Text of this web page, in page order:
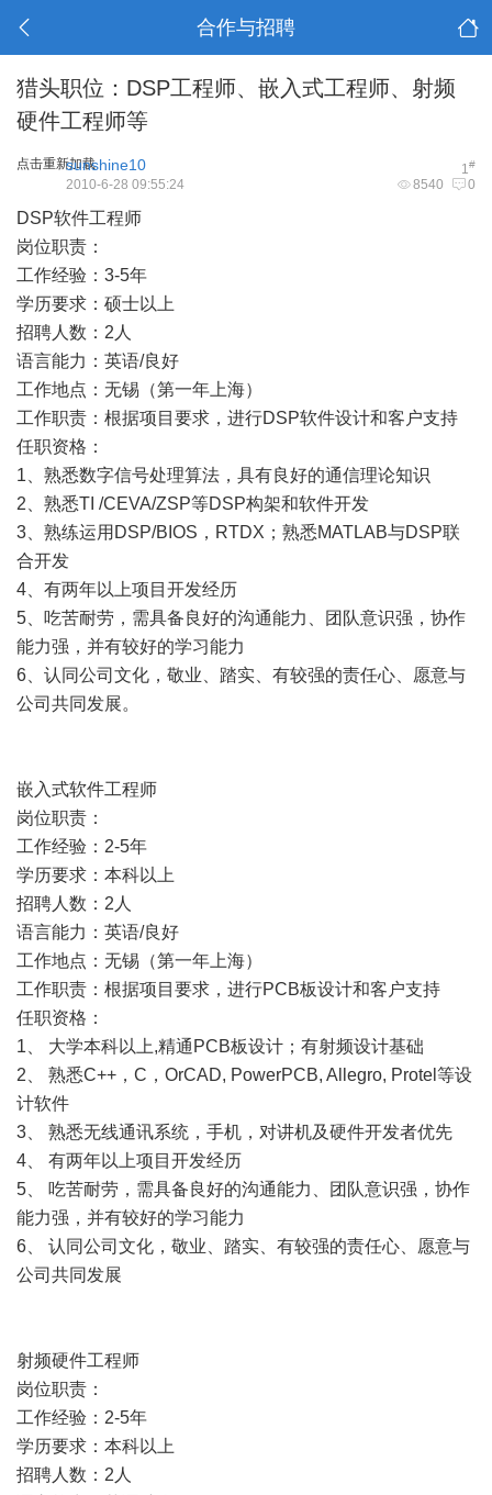
合作与招聘
猎头职位：DSP工程师、嵌入式工程师、射频
硬件工程师等
点击重新加载 1#
sunshine10
8540 0
2010-6-28 09:55:24
DSP软件工程师
岗位职责：
工作经验：3-5年
学历要求：硕士以上
招聘人数：2人
语言能力：英语/良好
工作地点：无锡（第一年上海）
工作职责：根据项目要求，进行DSP软件设计和客户支持
任职资格：
1、熟悉数字信号处理算法，具有良好的通信理论知识
2、熟悉TI /CEVA/ZSP等DSP构架和软件开发
3、熟练运用DSP/BIOS，RTDX；熟悉MATLAB与DSP联
合开发
4、有两年以上项目开发经历
5、吃苦耐劳，需具备良好的沟通能力、团队意识强，协作
能力强，并有较好的学习能力
6、认同公司文化，敬业、踏实、有较强的责任心、愿意与
公司共同发展。
嵌入式软件工程师
岗位职责：
工作经验：2-5年
学历要求：本科以上
招聘人数：2人
语言能力：英语/良好
工作地点：无锡（第一年上海）
工作职责：根据项目要求，进行PCB板设计和客户支持
任职资格：
1、 大学本科以上,精通PCB板设计；有射频设计基础
2、 熟悉C++，C，OrCAD, PowerPCB, Allegro, Protel等设
计软件
3、 熟悉无线通讯系统，手机，对讲机及硬件开发者优先
4、 有两年以上项目开发经历
5、 吃苦耐劳，需具备良好的沟通能力、团队意识强，协作
能力强，并有较好的学习能力
6、 认同公司文化，敬业、踏实、有较强的责任心、愿意与
公司共同发展
射频硬件工程师
岗位职责：
工作经验：2-5年
学历要求：本科以上
招聘人数：2人